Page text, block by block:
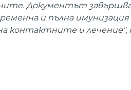
Документът
и пълна имунизация
контактните и лечение",